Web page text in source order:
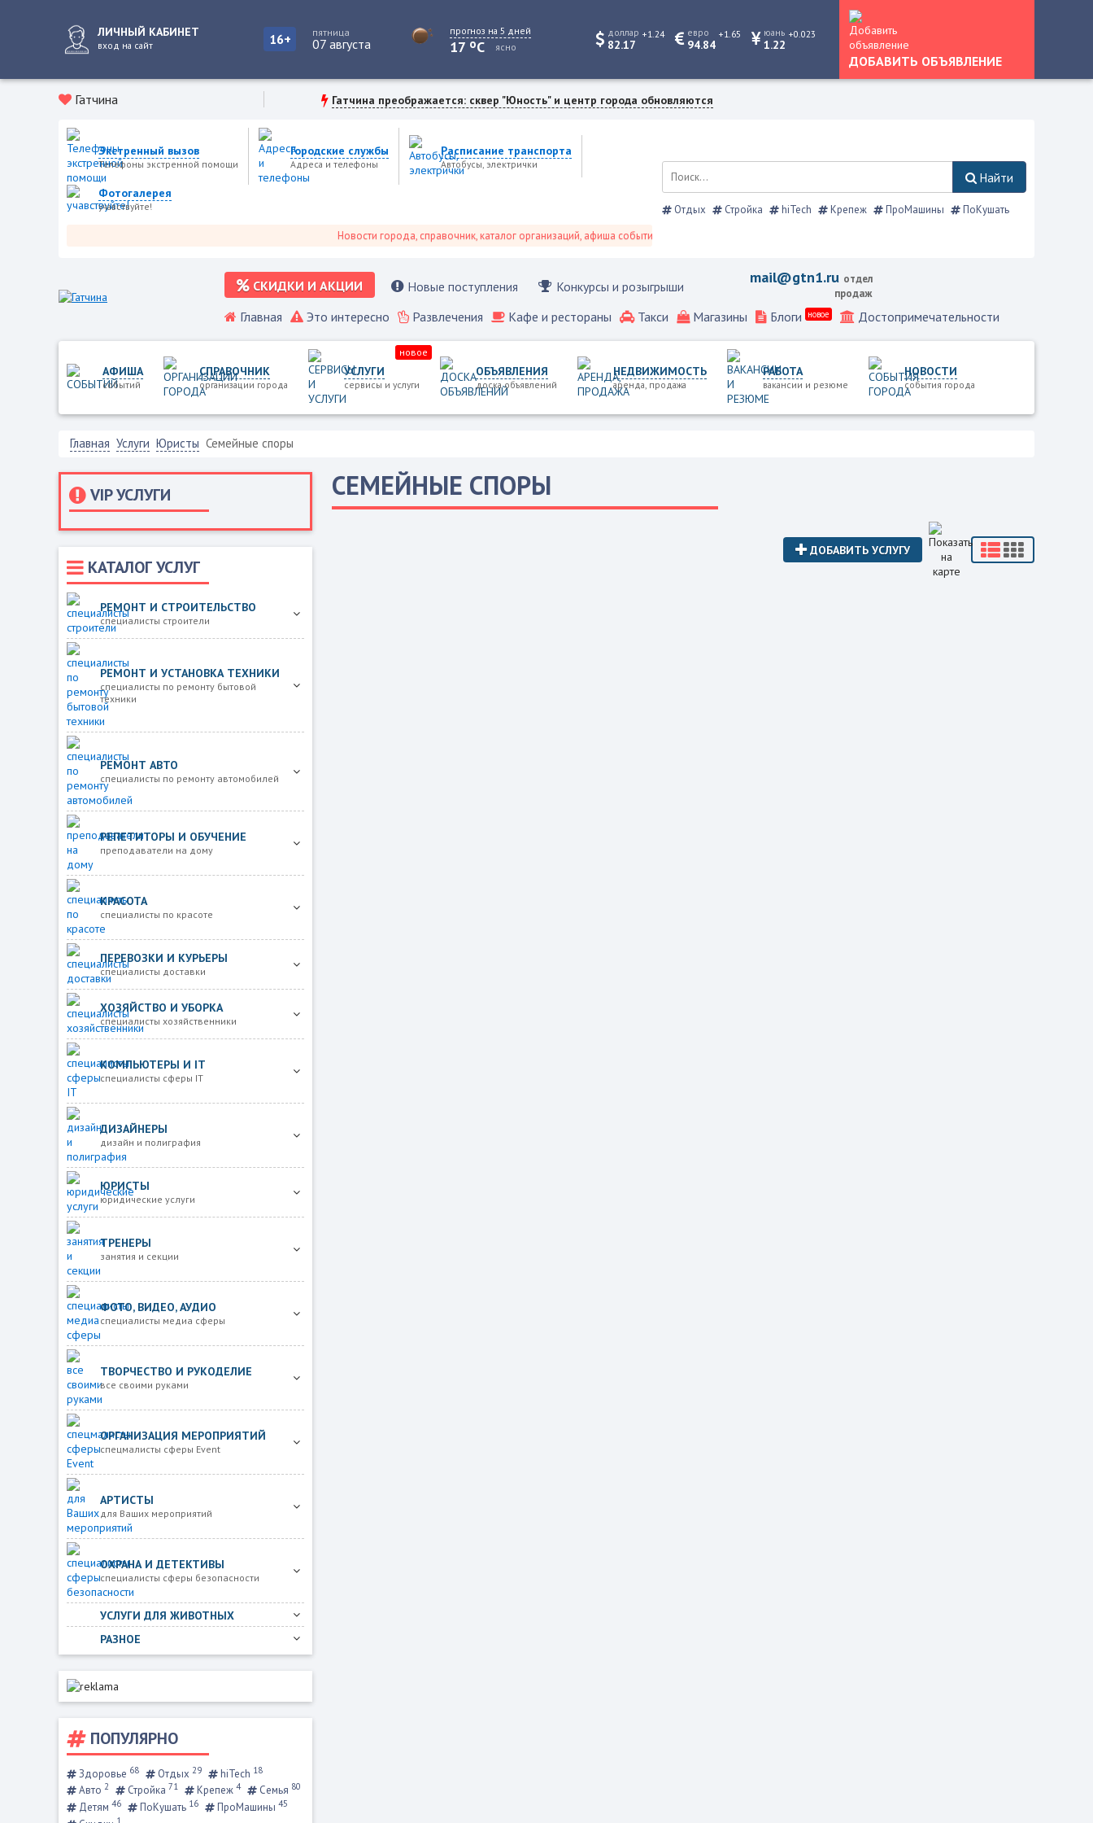
ЛИЧНЫЙ КАБИНЕТ
вход на сайт 16+ пятница
07 августа
прогноз на 5 дней
17 oC ясно
доллар
82.17
+1.24 евро
94.84
+1.65 юань
1.22
+0.023
ДОБАВИТЬ ОБЪЯВЛЕНИЕ
Гатчина Гатчина преображается: сквер "Юность" и центр города обновляются
Экстренный вызов
Телефоны экстренной помощи
Городские службы
Адреса и телефоны
Расписание транспорта
Автобусы, электрички
Фотогалерея
учавствуйте!
Новости города, справочник, каталог организаций, афиша событий и не только это.
Найти
Отдых Стройка hiTech Крепеж ПроМашины ПоКушать
СКИДКИ И АКЦИИ Новые поступления Конкурсы и розыгрыши mail@gtn1.ru отдел
продаж
Главная Это интересно Развлечения Кафе и рестораны Такси Магазины Блоги новое Достопримечательности
АФИША
событий
СПРАВОЧНИК
организации города
УСЛУГИ
сервисы и услуги
новое
ОБЪЯВЛЕНИЯ
доска объявлений
НЕДВИЖИМОСТЬ
аренда, продажа
РАБОТА
вакансии и резюме
НОВОСТИ
события города
Главная Услуги Юристы Семейные споры
VIP УСЛУГИ
КАТАЛОГ УСЛУГ
РЕМОНТ И СТРОИТЕЛЬСТВО
специалисты строители
РЕМОНТ И УСТАНОВКА ТЕХНИКИ
специалисты по ремонту бытовой
техники
РЕМОНТ АВТО
специалисты по ремонту автомобилей
РЕПЕТИТОРЫ И ОБУЧЕНИЕ
преподаватели на дому
КРАСОТА
специалисты по красоте
ПЕРЕВОЗКИ И КУРЬЕРЫ
специалисты доставки
ХОЗЯЙСТВО И УБОРКА
специалисты хозяйственники
КОМПЬЮТЕРЫ И IT
специалисты сферы IT
ДИЗАЙНЕРЫ
дизайн и полиграфия
ЮРИСТЫ
юридические услуги
ТРЕНЕРЫ
занятия и секции
ФОТО, ВИДЕО, АУДИО
специалисты медиа сферы
ТВОРЧЕСТВО И РУКОДЕЛИЕ
все своими руками
ОРГАНИЗАЦИЯ МЕРОПРИЯТИЙ
спецмалисты сферы Event
АРТИСТЫ
для Ваших мероприятий
ОХРАНА И ДЕТЕКТИВЫ
специалисты сферы безопасности
УСЛУГИ ДЛЯ ЖИВОТНЫХ
РАЗНОЕ
ПОПУЛЯРНО
Здоровье 68 Отдых 29 hiTech 18
Авто 2 Стройка 71 Крепеж 4 Семья 80
Детям 46 ПоКушать 16 ПроМашины 45
1
СЕМЕЙНЫЕ СПОРЫ
ДОБАВИТЬ УСЛУГУ